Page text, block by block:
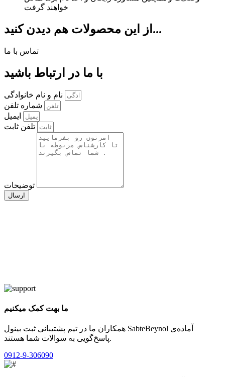
خواهند گرفت
از این محصولات هم دیدن کنید...
تماس با ما
با ما در ارتباط باشید
ارسال
ما بهت کمک میکنیم
همکاران ما در تیم پشتیبانی ثبت بینول SabteBeynol آماده‌ی
پاسخ‌گویی به سوالات شما هستند.
0912-9-306090